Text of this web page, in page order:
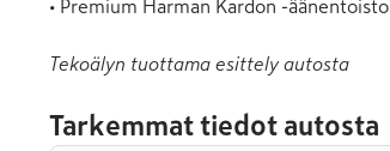
• Premium Harman Kardon -äänentoisto
Tekoälyn tuottama esittely autosta
Tarkemmat tiedot autosta